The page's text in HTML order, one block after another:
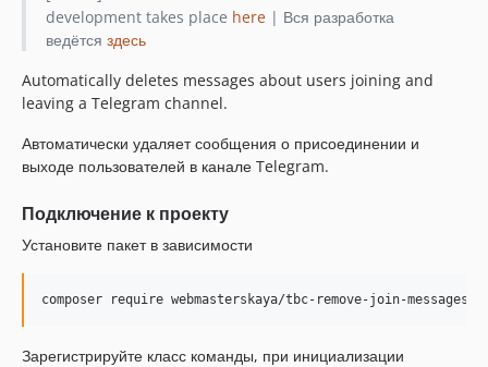
development takes place here| Вся разработка
ведётся здесь
Automatically deletes messages about users joining and
leaving a Telegram channel.
Автоматически удаляет сообщения о присоединении и
выходе пользователей в канале Telegram.
Подключение к проекту
Установите пакет в зависимости
Зарегистрируйте класс команды, при инициализации